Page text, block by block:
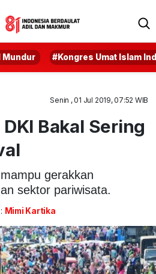
Mundur #Kongres Umat Islam
Senin , 01 Jul 2019, 07:52 WIB
Bakal Sering
gerakkan
sektor pariwisata.
Mimi Kartika